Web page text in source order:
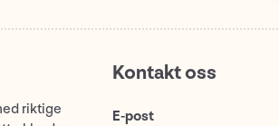
riktige
Kontakt oss
E-post